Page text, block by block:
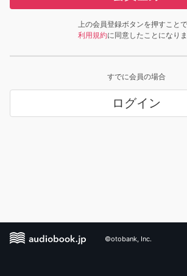
上の会員登録ボタンを押すことで
利用規約に同意したことになり
すでに会員の場合
ログイン
©otobank, Inc.